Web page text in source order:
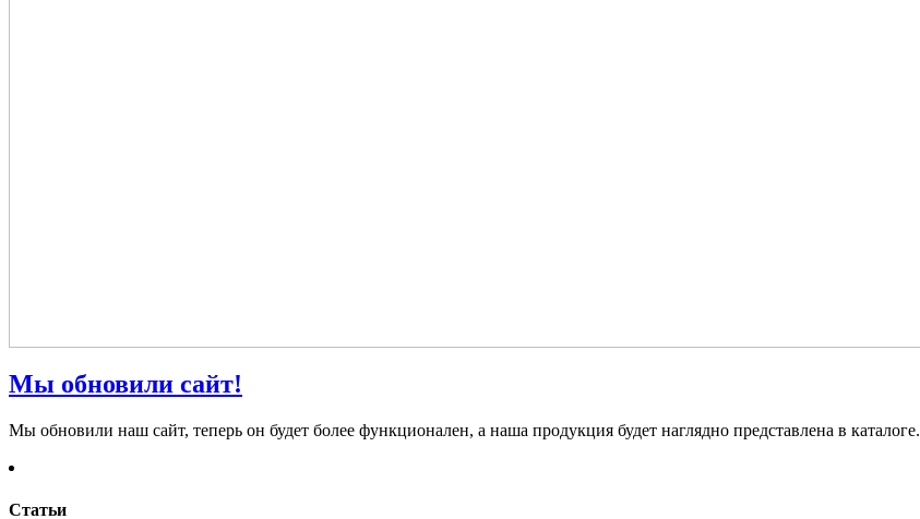
Мы обновили сайт!
Мы обновили наш сайт, теперь он будет более функционален, а наша продукция будет наглядно представлена в каталоге.
Статьи